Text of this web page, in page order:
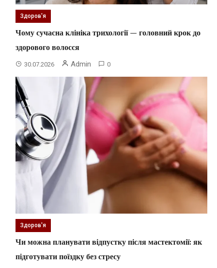
Здоров'я
Чому сучасна клініка трихології — головний крок до
здорового волосся
30.07.2026 Admin 0
Здоров'я
Чи можна планувати відпустку після мастектомії: як
підготувати поїздку без стресу